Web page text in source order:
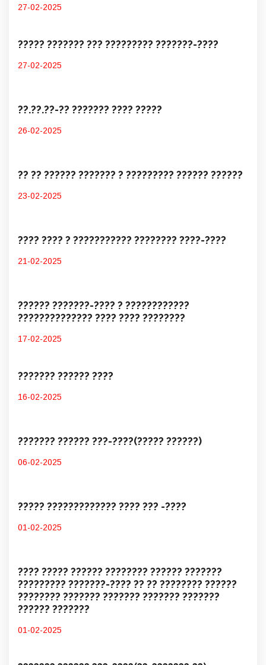
27-02-2025
????? ??????? ??? ????????? ???????-????
27-02-2025
??.??.??-?? ??????? ???? ?????
26-02-2025
?? ?? ?????? ??????? ? ????????? ?????? ??????
23-02-2025
???? ???? ? ??????????? ???????? ????-????
21-02-2025
?????? ???????-???? ? ????????????
?????????????? ???? ???? ????????
17-02-2025
??????? ?????? ????
16-02-2025
??????? ?????? ???-????(????? ??????)
06-02-2025
????? ????????????? ???? ??? -????
01-02-2025
???? ????? ?????? ???????? ?????? ???????
????????? ???????-???? ?? ?? ???????? ??????
???????? ??????? ??????? ??????? ???????
?????? ???????
01-02-2025